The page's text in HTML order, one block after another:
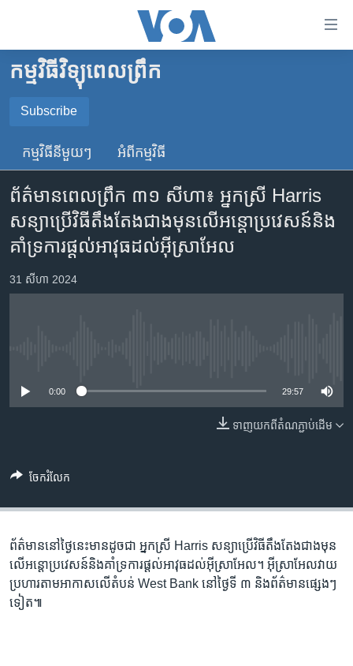
គេហទំព័រ​
ទាក់ទង
រំលង​
ទំព័រ​
ព័ត៌មាន​​
ម្តង
និង​
រំលង​
កាន់​
ស្វែង​
កម្ពុជា
អន្តរជាតិ
ចិន
ហេឡូវីអូអេ
កម្ពុជាច្នៃប្រតិដ្ឋ
ព្រឹត្តិការណ៍ព័ត៌មាន
ទូរទស្សន៍ / វីដេអូ​
កម្មវិធីវិទ្យុពេលព្រឹក
Subscribe
SUBSCRIBE
YouTube Music
Spotify
កម្មវិធី​នីមួយៗ អំពី​កម្មវិធី​
ព័ត៌មាន​ពេល​ព្រឹក ៣១ សីហា៖ អ្នកស្រី Harris
សន្យា​ប្រើ​វិធី​តឹងតែង​ជាងមុន​លើ​អន្តោប្រវេសន៍​និង​
គាំទ្រ​ការ​ផ្ដល់​អាវុធ​ដល់​អ៊ីស្រាអែល
31 សីហា 2024
0:00 29:57
ទាញ​យក​ពី​តំណភ្ជាប់​ដើម
ចែករំលែក
ព័ត៌មាន​នៅ​ថ្ងៃនេះ​មាន​ដូចជា អ្នកស្រី Harris សន្យា​ប្រើ​វិធី​តឹងតែង​ជាងមុន​
លើ​អន្តោប្រវេសន៍​និង​គាំទ្រ​ការ​ផ្ដល់​អាវុធ​ដល់​អ៊ីស្រាអែល។ អ៊ីស្រាអែល​វាយ​
ប្រហារ​តាម​អាកាស​លើ​តំបន់ West Bank នៅ​ថ្ងៃ​ទី ៣ និង​ព័ត៌មាន​ផ្សេងៗ
ទៀត៕